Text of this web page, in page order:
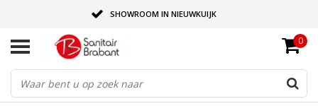
SHOWROOM IN NIEUWKUIJK
BEZORGING OP AFSPRAAK
LEVERING EN REALISATIE ONDER EEN DAK!
0